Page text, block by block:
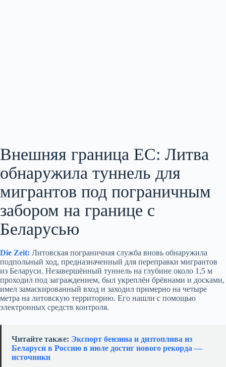
Внешняя граница ЕС: Литва
обнаружила туннель для
мигрантов под пограничным
забором на границе с
Беларусью
Die Zeit: Литовская пограничная служба вновь обнаружила
подпольный ход, предназначенный для переправки мигрантов
из Беларуси. Незавершённый туннель на глубине около 1,5 м
проходил под заграждением, был укреплён брёвнами и досками,
имел замаскированный вход и заходил примерно на четыре
метра на литовскую территорию. Его нашли с помощью
электронных средств контроля.
Читайте также: Экспорт бензина и дизтоплива из
Беларуси в Россию в июле достиг нового рекорда —
источники